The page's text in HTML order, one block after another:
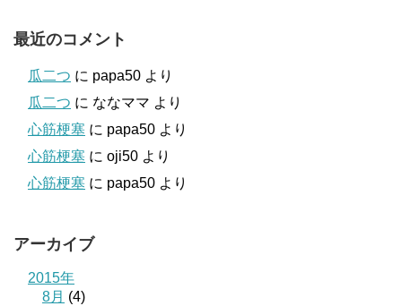
最近のコメント
瓜二つ に papa50 より
瓜二つ に ななママ より
心筋梗塞 に papa50 より
心筋梗塞 に oji50 より
心筋梗塞 に papa50 より
アーカイブ
2015年
8月 (4)